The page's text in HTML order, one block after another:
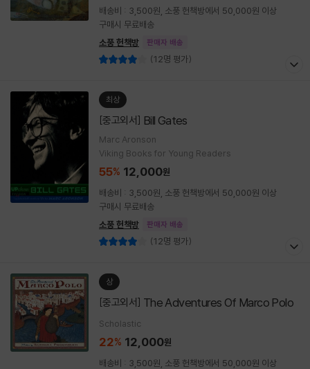
배송비 : 3,500원, 소풍 헌책방에서 50,000원 이상
구매시 무료배송
소풍 헌책방
판매자 배송
(12명 평가)
최상
[중고외서] Bill Gates
Marc Aronson
Viking Books for Young Readers
55% 12,000원
배송비 : 3,500원, 소풍 헌책방에서 50,000원 이상
구매시 무료배송
소풍 헌책방
판매자 배송
(12명 평가)
상
[중고외서] The Adventures Of Marco Polo
Scholastic
22% 12,000원
배송비 : 3,500원, 소풍 헌책방에서 50,000원 이상